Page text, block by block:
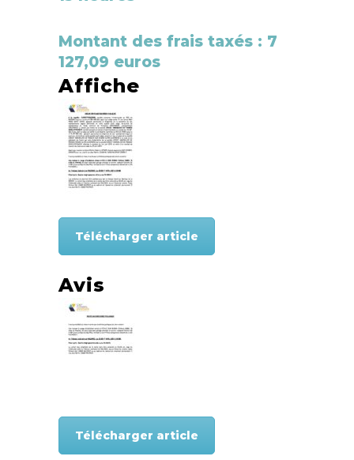
Montant des frais taxés : 7
127,09 euros
Affiche
Télécharger article
Avis
Télécharger article